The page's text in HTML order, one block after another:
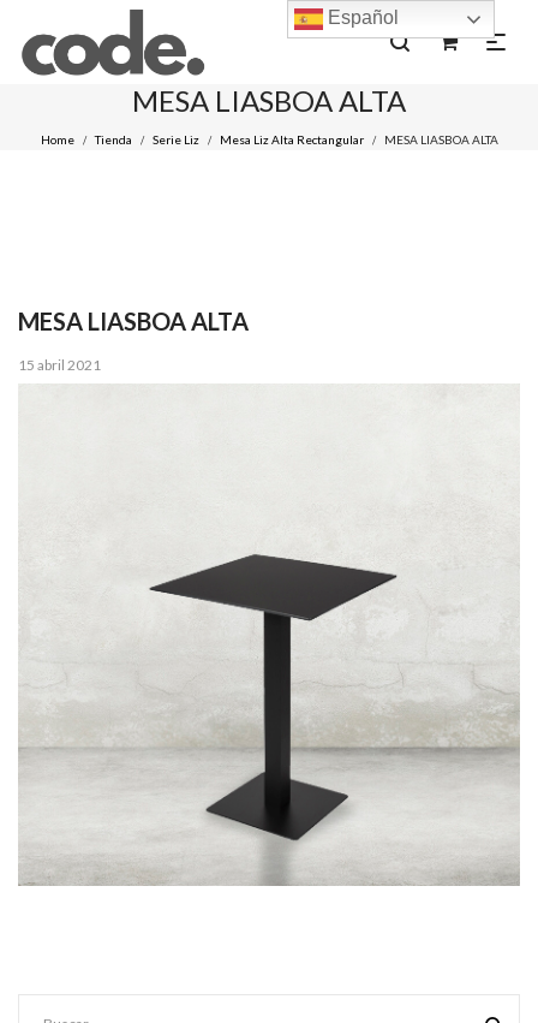
MESA LIASBOA ALTA
Home / Tienda / Serie Liz / Mesa Liz Alta Rectangular / MESA LIASBOA ALTA
MESA LIASBOA ALTA
Posted
on
15 abril 2021
Español